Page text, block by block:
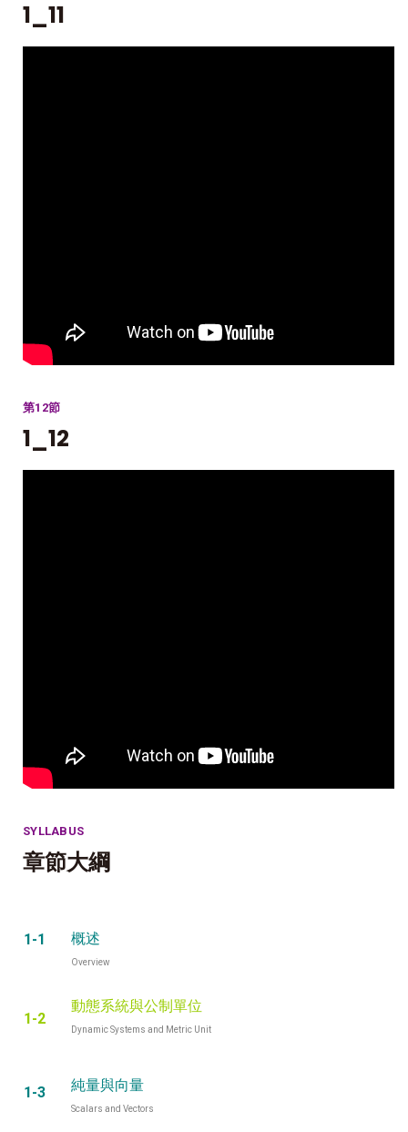
1_11
第12節
1_12
SYLLABUS
章節大綱
1-1 概述
Overview
1-2
動態系統與公制單位
Dynamic Systems and Metric Unit
1-3 純量與向量
Scalars and Vectors